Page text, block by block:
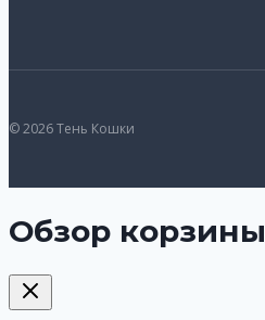
© 2026 Тень Кошки
Обзор корзины